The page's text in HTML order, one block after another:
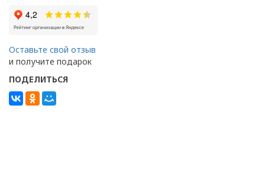
Оставьте свой отзыв
и получите подарок
ПОДЕЛИТЬСЯ